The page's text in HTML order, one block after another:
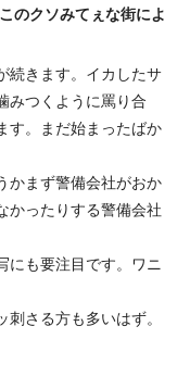
のクソみてぇな街によ
続きます。イカしたサ
みつくように罵り合
す。まだ始まったばか
まず警備会社がおか
かったりする警備会社
にも要注目です。ワニ
さる方も多いはず。